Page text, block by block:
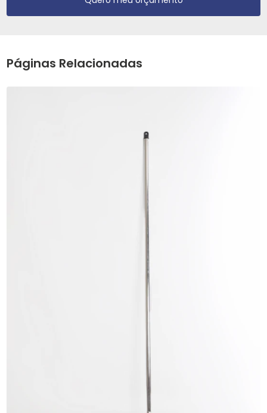
Páginas Relacionadas